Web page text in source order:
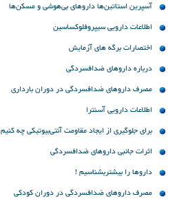
آسپرین استاتین‌ها داروهای بی‌هوشی و مسکن‌ها
اطلاعات دارویی سیپروفلوکساسین
اختصارات برگه های آزمایش
درباره داروهای ضدافسردگی
مصرف داروهای ضدافسردگی در دوران بارداری
اطلاعات دارویی آسنترا
برای جلوگیری از ایجاد مقاومت آنتی‌بیوتیکی چه کنیم
اثرات جانبی داروهای ضدافسردگی
داروها را بیشتربشناسیم !
مصرف داروهای ضدافسردگی در دوران کودکی